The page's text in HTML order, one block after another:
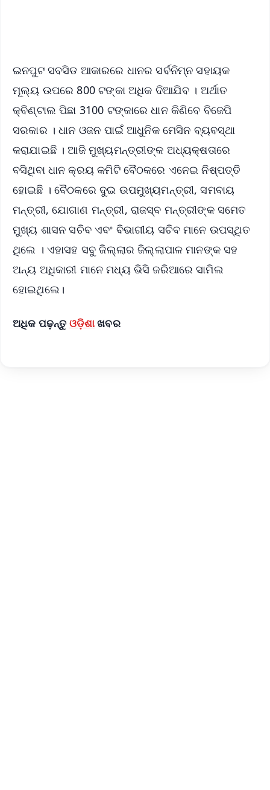
ଇନପୁଟ ସବସିଡ ଆକାରରେ ଧାନର ସର୍ବନିମ୍ନ ସହାୟକ
ମୂଲ୍ୟ ଉପରେ 800 ଟଙ୍କା ଅଧିକ ଦିଆଯିବ । ଅର୍ଥାତ
କ୍ବିଣ୍ଟାଲ ପିଛା 3100 ଟଙ୍କାରେ ଧାନ କିଣିବେ ବିଜେପି
ସରକାର । ଧାନ ଓଜନ ପାଇଁ ଆଧୁନିକ ମେସିନ ବ୍ୟବସ୍ଥା
କରାଯାଇଛି । ଆଜି ମୁଖ୍ୟମନ୍ତ୍ରୀଙ୍କ ଅଧ୍ୟକ୍ଷତାରେ
ବସିଥିବା ଧାନ କ୍ରୟ କମିଟି ବୈଠକରେ ଏନେଇ ନିଷ୍ପତ୍ତି
ହୋଇଛି । ବୈଠକରେ ଦୁଇ ଉପମୁଖ୍ୟମନ୍ତ୍ରୀ, ସମବାୟ
ମନ୍ତ୍ରୀ, ଯୋଗାଣ ମନ୍ତ୍ରୀ, ରାଜସ୍ବ ମନ୍ତ୍ରୀଙ୍କ ସମେତ
ମୁଖ୍ୟ ଶାସନ ସଚିବ ଏବଂ ବିଭାଗୀୟ ସଚିବ ମାନେ ଉପସ୍ଥିତ
ଥିଲେ । ଏହାସହ ସବୁ ଜିଲ୍ଲାର ଜିଲ୍ଲାପାଳ ମାନଙ୍କ ସହ
ଅନ୍ୟ ଅଧିକାରୀ ମାନେ ମଧ୍ୟ ଭିସି ଜରିଆରେ ସାମିଲ
ହୋଇଥିଲେ।
ଅଧିକ ପଢ଼ନ୍ତୁ ଓଡ଼ିଶାଖବର